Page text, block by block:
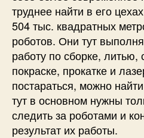
труднее найти в его
504 тыс. квадратных
роботов. Они тут
работу по сборке, литью,
покраске, прокатке и
постараться, можно
тут в основном нужны
следить за роботами и
результат их работы.